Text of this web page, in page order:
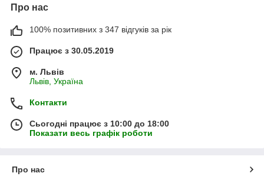
Про нас
100% позитивних з 347 відгуків за рік
Працює з 30.05.2019
м. Львів
Львів, Україна
Контакти
Сьогодні працює з 10:00 до 18:00
Показати весь графік роботи
Про нас